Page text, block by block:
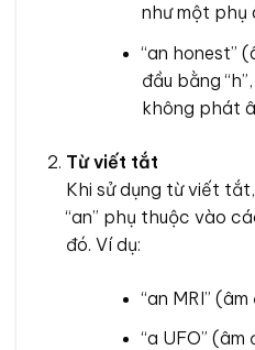
như một phụ
“an honest”
đầu bằng
không phát
Từ viết tắt
Khi sử dụng từ viết
“an” phụ thuộc vào
đó. Ví dụ:
“an MRI”
“a UFO” (âm